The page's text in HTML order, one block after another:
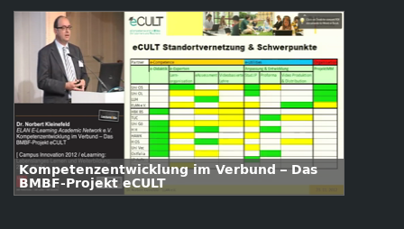
Kompetenzentwicklung im Verbund – Das
BMBF-Projekt eCULT